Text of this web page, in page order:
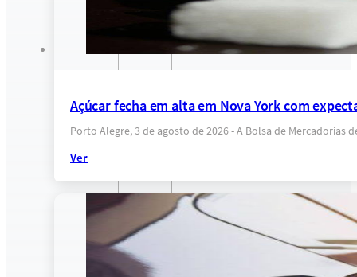
Açúcar fecha em alta em Nova York com
Porto Alegre, 3 de agosto de 2026 - A Bolsa de Mercadorias
Ver